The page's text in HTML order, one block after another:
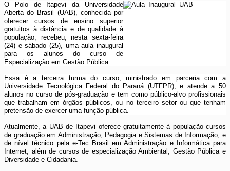
O Polo de Itapevi da Universidade
Aberta do Brasil (UAB), conhecida por
oferecer cursos de ensino superior
gratuitos à distância e de qualidade à
população, recebeu, nesta sexta-feira
(24) e sábado (25), uma aula inaugural
para os alunos do curso de
Especialização em Gestão Pública.
Essa é a terceira turma do curso, ministrado em parceria com a
Universidade Tecnológica Federal do Paraná (UTFPR), e atende a 50
alunos no curso de pós-graduação e tem como público-alvo profissionais
que trabalham em órgãos públicos, ou no terceiro setor ou que tenham
pretensão de exercer uma função pública.
Atualmente, a UAB de Itapevi oferece gratuitamente à população cursos
de graduação em Administração, Pedagogia e Sistemas de Informação, e
de nível técnico pela e-Tec Brasil em Administração e Informática para
Internet, além de cursos de especialização Ambiental, Gestão Pública e
Diversidade e Cidadania.